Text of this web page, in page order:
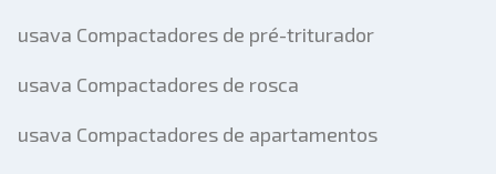
usava Compactadores de pré-triturador
usava Compactadores de rosca
usava Compactadores de apartamentos